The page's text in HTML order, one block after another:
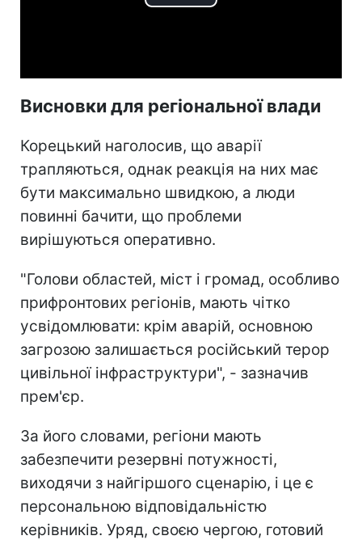
Play
Висновки для регіональної влади
Корецький наголосив, що аварії
трапляються, однак реакція на них має
бути максимально швидкою, а люди
повинні бачити, що проблеми
вирішуються оперативно.
"Голови областей, міст і громад, особливо
прифронтових регіонів, мають чітко
усвідомлювати: крім аварій, основною
загрозою залишається російський терор
цивільної інфраструктури", - зазначив
прем'єр.
За його словами, регіони мають
забезпечити резервні потужності,
виходячи з найгіршого сценарію, і це є
персональною відповідальністю
керівників. Уряд, своєю чергою, готовий